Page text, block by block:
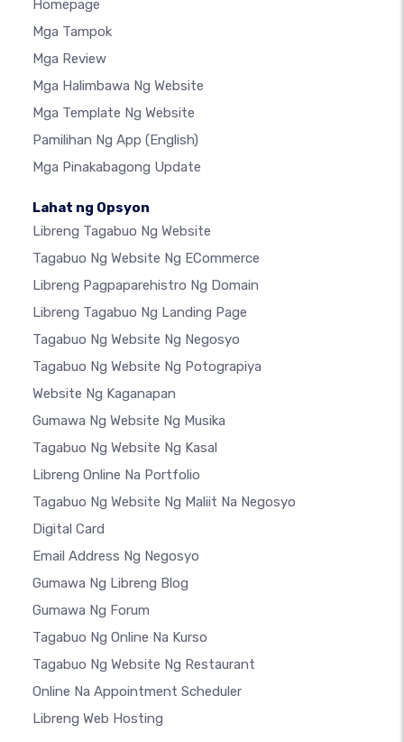
Homepage
Mga Tampok
Mga Review
Mga Halimbawa Ng Website
Mga Template Ng Website
Pamilihan Ng App (English)
Mga Pinakabagong Update
Lahat ng Opsyon
Libreng Tagabuo Ng Website
Tagabuo Ng Website Ng ECommerce
Libreng Pagpaparehistro Ng Domain
Libreng Tagabuo Ng Landing Page
Tagabuo Ng Website Ng Negosyo
Tagabuo Ng Website Ng Potograpiya
Website Ng Kaganapan
Gumawa Ng Website Ng Musika
Tagabuo Ng Website Ng Kasal
Libreng Online Na Portfolio
Tagabuo Ng Website Ng Maliit Na Negosyo
Digital Card
Email Address Ng Negosyo
Gumawa Ng Libreng Blog
Gumawa Ng Forum
Tagabuo Ng Online Na Kurso
Tagabuo Ng Website Ng Restaurant
Online Na Appointment Scheduler
Libreng Web Hosting